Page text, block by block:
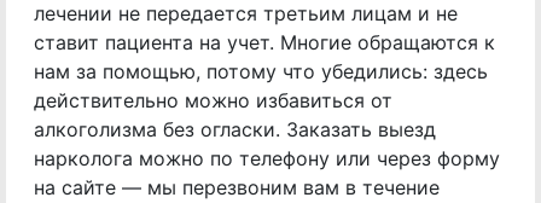
лечении не передается третьим лицам и не
ставит пациента на учет. Многие обращаются к
нам за помощью, потому что убедились: здесь
действительно можно избавиться от
алкоголизма без огласки. Заказать выезд
нарколога можно по телефону или через форму
на сайте — мы перезвоним вам в течение